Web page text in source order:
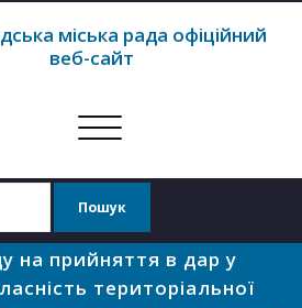
міська рада офіційний
веб-сайт
Перемкнути
на прийняття в дар у
територіальної